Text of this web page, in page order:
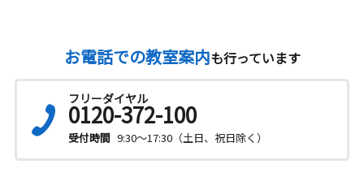
お電話での教室案内も行っています
フリーダイヤル
0120-372-100
受付時間 9:30～17:30（土日、祝日除く）